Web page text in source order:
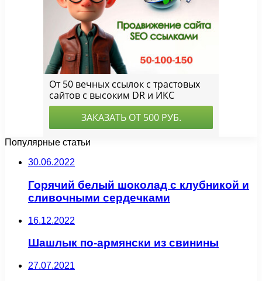
Популярные статьи
30.06.2022
Горячий белый шоколад с клубникой и
сливочными сердечками
16.12.2022
Шашлык по-армянски из свинины
27.07.2021